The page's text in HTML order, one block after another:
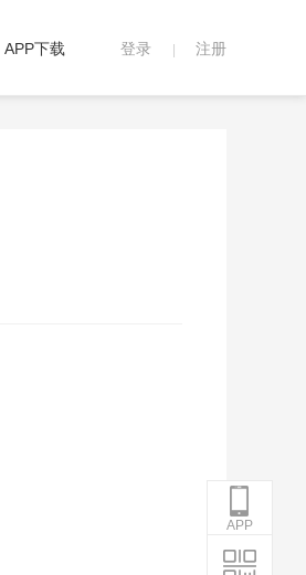
登录 注册
APP下载
APP